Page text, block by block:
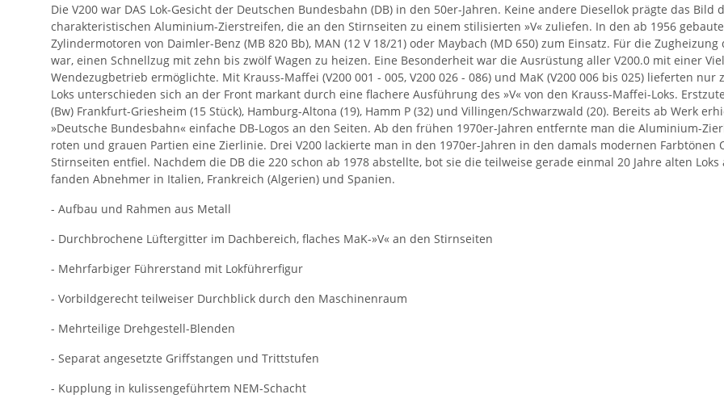
Die V200 war DAS Lok-Gesicht der Deutschen Bundesbahn (DB) in den 50er-Jahren. Keine andere Diesellok prägte das
charakteristischen Aluminium-Zierstreifen, die an den Stirnseiten zu einem stilisierten »V« zuliefen. In den ab 1956
Zylindermotoren von Daimler-Benz (MB 820 Bb), MAN (12 V 18/21) oder Maybach (MD 650) zum Einsatz. Für die
war, einen Schnellzug mit zehn bis zwölf Wagen zu heizen. Eine Besonderheit war die Ausrüstung aller V200.0 mit einer
Wendezugbetrieb ermöglichte. Mit Krauss-Maffei (V200 001 - 005, V200 026 - 086) und MaK (V200 006 bis 025) lieferten
Loks unterschieden sich an der Front markant durch eine flachere Ausführung des »V« von den Krauss-Maffei-Loks.
(Bw) Frankfurt-Griesheim (15 Stück), Hamburg-Altona (19), Hamm P (32) und Villingen/Schwarzwald (20). Bereits ab Werk
»Deutsche Bundesbahn« einfache DB-Logos an den Seiten. Ab den frühen 1970er-Jahren entfernte man die Aluminium-
roten und grauen Partien eine Zierlinie. Drei V200 lackierte man in den 1970er-Jahren in den damals modernen Farbtönen
Stirnseiten entfiel. Nachdem die DB die 220 schon ab 1978 abstellte, bot sie die teilweise gerade einmal 20 Jahre alten
fanden Abnehmer in Italien, Frankreich (Algerien) und Spanien.
- Aufbau und Rahmen aus Metall
- Durchbrochene Lüftergitter im Dachbereich, flaches MaK-»V« an den Stirnseiten
- Mehrfarbiger Führerstand mit Lokführerfigur
- Vorbildgerecht teilweiser Durchblick durch den Maschinenraum
- Mehrteilige Drehgestell-Blenden
- Separat angesetzte Griffstangen und Trittstufen
- Kupplung in kulissengeführtem NEM-Schacht